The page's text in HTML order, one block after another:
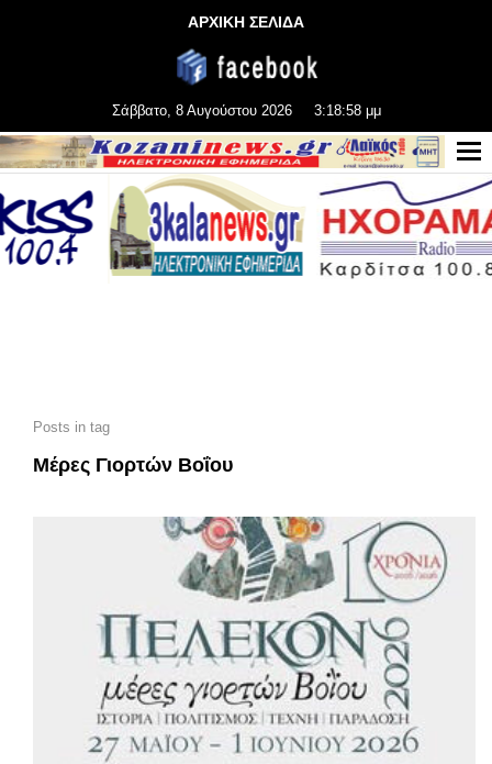
ΑΡΧΙΚΗ ΣΕΛΙΔΑ
Σάββατο, 8 Αυγούστου 2026 3:18:58 μμ
Posts in tag
Μέρες Γιορτών Βοΐου